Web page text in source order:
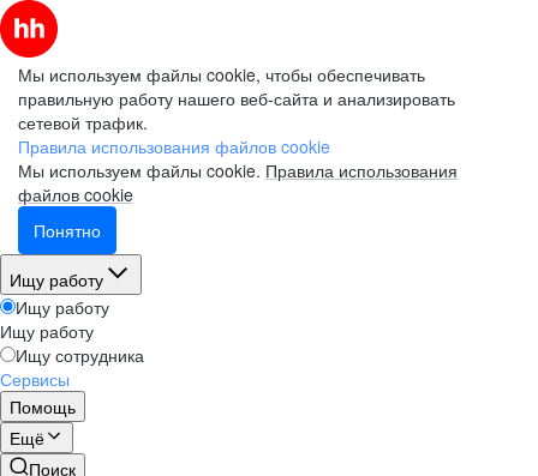
Мы используем файлы cookie, чтобы обеспечивать
правильную работу нашего веб-сайта и анализировать
сетевой трафик.
Правила использования файлов cookie
Мы используем файлы cookie. Правила использования
файлов cookie
Понятно
Ищу работу
Ищу работу
Ищу работу
Ищу сотрудника
Сервисы
Помощь
Ещё
Поиск